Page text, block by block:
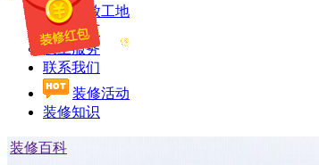
开放工地
施工工艺
线上服务
联系我们
装修活动
装修知识
装修百科